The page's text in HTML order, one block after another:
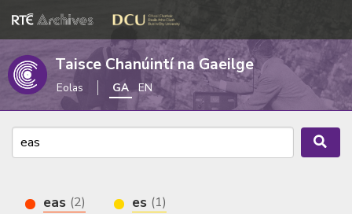
Taisce Chanúintí na Gaeilge
Eolas GA EN
eas (2) es (1)